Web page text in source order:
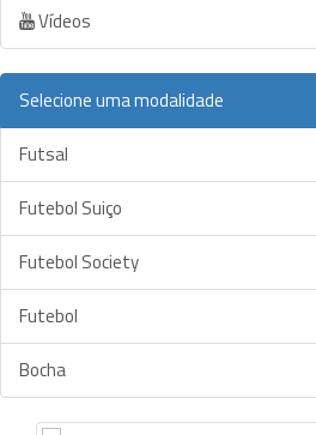
Vídeos
Selecione uma modalidade
Futsal
Futebol Suiço
Futebol Society
Futebol
Bocha